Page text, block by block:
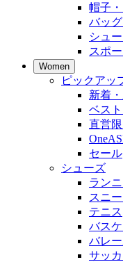
帽子
バッ
シュ
スポ
Women
ピックアッ
新着
ベス
直営
セール
シューズ
ラン
スニ
テニス
バス
バレ
サッ